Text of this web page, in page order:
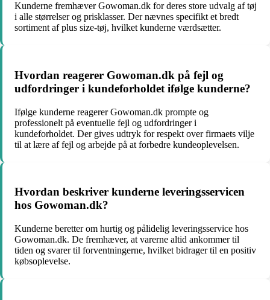
Kunderne fremhæver Gowoman.dk for deres store udvalg af tøj
i alle størrelser og prisklasser. Der nævnes specifikt et bredt
sortiment af plus size-tøj, hvilket kunderne værdsætter.
Hvordan reagerer Gowoman.dk på fejl og
udfordringer i kundeforholdet ifølge kunderne?
Ifølge kunderne reagerer Gowoman.dk prompte og
professionelt på eventuelle fejl og udfordringer i
kundeforholdet. Der gives udtryk for respekt over firmaets vilje
til at lære af fejl og arbejde på at forbedre kundeoplevelsen.
Hvordan beskriver kunderne leveringsservicen
hos Gowoman.dk?
Kunderne beretter om hurtig og pålidelig leveringsservice hos
Gowoman.dk. De fremhæver, at varerne altid ankommer til
tiden og svarer til forventningerne, hvilket bidrager til en positiv
købsoplevelse.